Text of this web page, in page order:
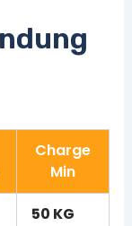
Charge
Min
50 KG